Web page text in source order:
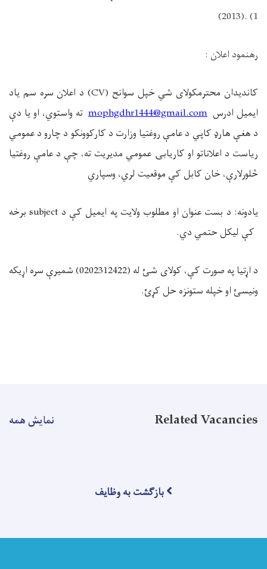
(2013). (1
رهنمود اعلان :
کاندیدان محترمکولای شي خپل سوانح (CV) د اعلان سره سم یاد
ایمیل ادرس mophgdhr1444@gmail.com ته واستوي، او یا دې
د هغې هارډ کاپي د عامې روغتیا وزارت د کارکوونکو د چارو د عمومي
ریاست د اعلاناتو او کاریابۍ عمومي مدیریت ته، چې د عامې روغتیا
څلورلارې، خان کابل کې موقعیت لري، وسپاري
یادونه: د بست عنوان او مطلوب ولایت په ایمیل کې د subject برخه
کې لیکل حتمي دي.
د اړتیا په صورت کې، کولای شئ له (0202312422) شمیرې سره اړیکه
ونیسئ او خپله ستونزه حل کړئ.
Related Vacancies نمایش همه
بازگشت به وظایف